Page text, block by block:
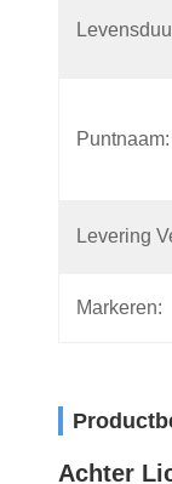
Puntnaam:
Levering
Markeren:
Achter